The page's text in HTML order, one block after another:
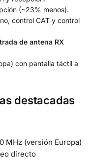
(~23% menos).
control CAT y control
de antena RX
con pantalla táctil a
destacadas
MHz (versión Europa)
directo